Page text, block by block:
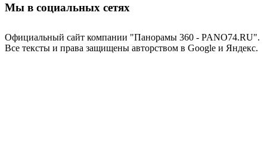
Мы в социальных сетях
Официальный сайт компании "Панорамы 360 - PANO74.RU".
Все тексты и права защищены авторством в Google и Яндекс.